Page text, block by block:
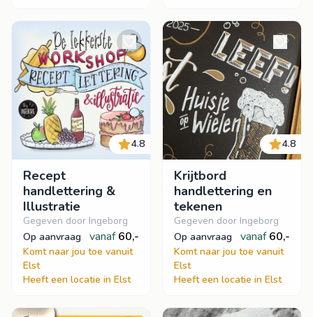
4.8
Recept
handlettering &
Illustratie
Gegeven door Ingeborg
op aanvraag
vanaf 60,-
Komt naar jou toe vanuit
Elst
Heeft een locatie in Elst
4.8
Krijtbord
handlettering en
tekenen
Gegeven door Ingeborg
op aanvraag
vanaf 60,-
Komt naar jou toe vanuit
Elst
Heeft een locatie in Elst